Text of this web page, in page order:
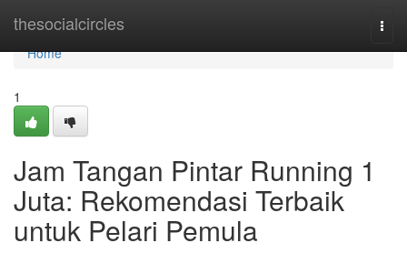
thesocialcircles
Home
Home
1
Jam Tangan Pintar Running 1
Juta: Rekomendasi Terbaik
untuk Pelari Pemula